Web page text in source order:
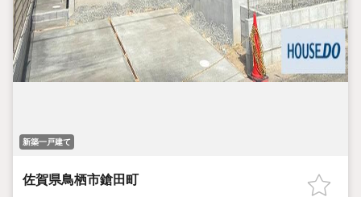
新築一戸建て
佐賀県鳥栖市鎗田町